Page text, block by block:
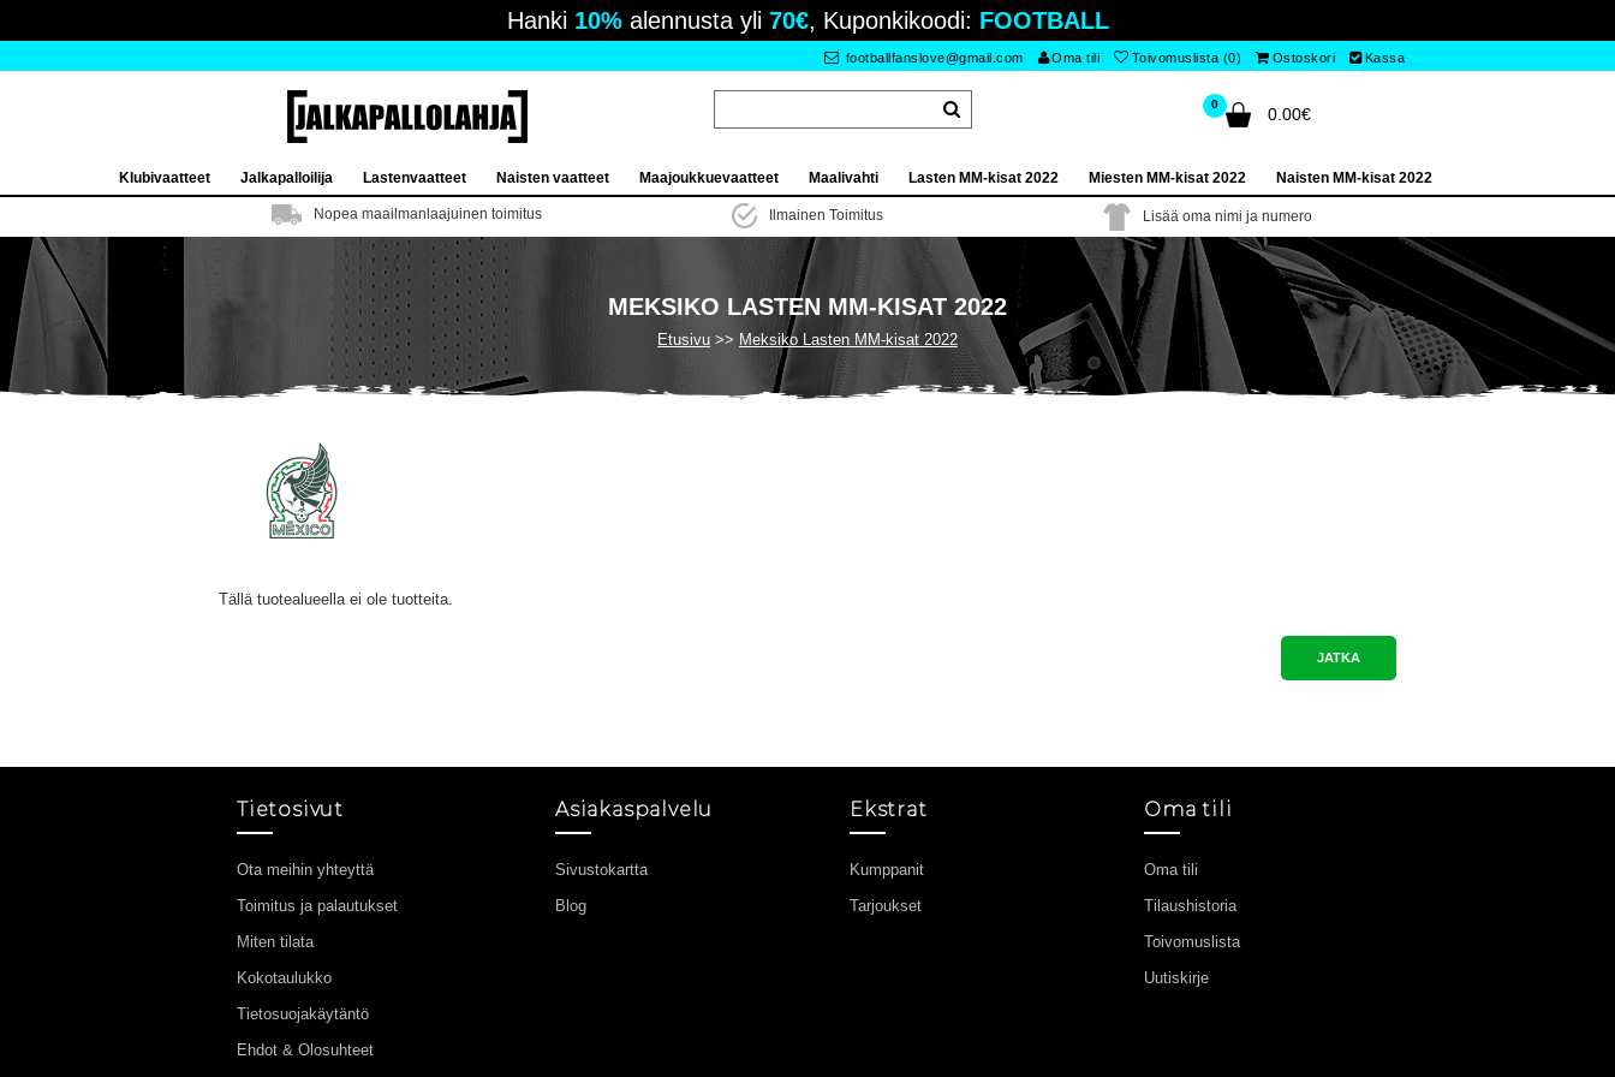
Hanki 10%alennusta yli 70€, Kuponkikoodi: FOOTBALL
footballfanslove@gmail.com Oma tili Toivomuslista (0) Ostoskori Kassa
0
0.00€
Klubivaatteet Jalkapalloilija Lastenvaatteet Naisten vaatteet Maajoukkuevaatteet Maalivahti Lasten MM-kisat 2022 Miesten MM-kisat 2022 Naisten MM-kisat 2022
Nopea maailmanlaajuinen toimitus Ilmainen Toimitus Lisää oma nimi ja numero
MEKSIKO LASTEN MM-KISAT 2022
Etusivu Meksiko Lasten MM-kisat 2022
Tällä tuotealueella ei ole tuotteita.
JATKA
Tietosivut
Ota meihin yhteyttä
Toimitus ja palautukset
Miten tilata
Kokotaulukko
Tietosuojakäytäntö
Ehdot & Olosuhteet
Asiakaspalvelu
Sivustokartta
Blog
Ekstrat
Kumppanit
Tarjoukset
Oma tili
Oma tili
Tilaushistoria
Toivomuslista
Uutiskirje